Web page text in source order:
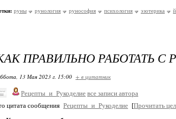
руны рунология рунософия психология эзотерика
ПРАВИЛЬНО РАБОТАТЬ С
13 Мая 2023 г. 15:00 + в цитатник
Рецепты_и_Рукоделие все записи автора
цитата сообщения Рецепты_и_Рукоделие [Прочитать